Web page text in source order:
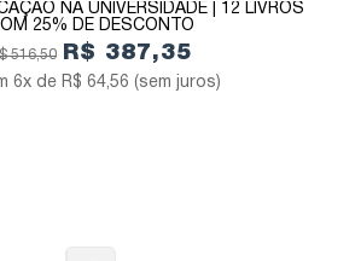
NA UNIVERSIDADE | 12 LIVROS
25% DE DESCONTO
516,50 R$ 387,35
6x de R$ 64,56 (sem juros)